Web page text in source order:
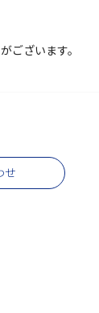
ございます。
せ